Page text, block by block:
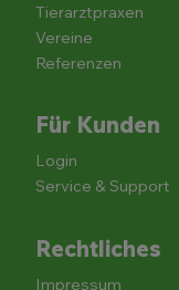
Tierarztpraxen
Vereine
Referenzen
Für Kunden
Login
Service & Support
Rechtliches
Impressum